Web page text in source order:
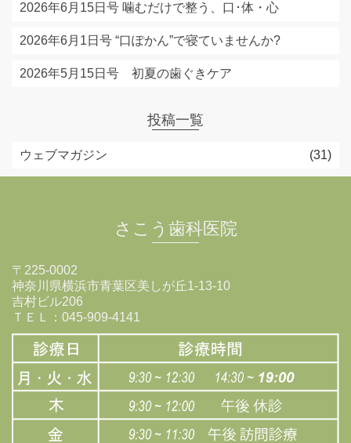
2026年6月15日号 噛むだけで整う、口･体・心
2026年6月1日号 “口ぽかん”で寝ていませんか?
2026年5月15日号 初夏の歯ぐきケア
投稿一覧
ウェブマガジン (31)
さこう歯科医院
〒225-0002
神奈川県横浜市青葉区美しが丘1-13-10
吉村ビル206
ＴＥＬ：045-909-4141